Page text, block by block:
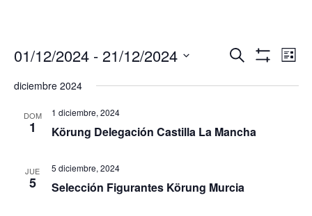
búsqueda
vistas
Buscar
de
Lista
01/12/2024 - 21/12/2024
fecha.
diciembre 2024
DOM
1
1 diciembre, 2024
Körung Delegación Castilla La Mancha
JUE
5
5 diciembre, 2024
Selección Figurantes Körung Murcia